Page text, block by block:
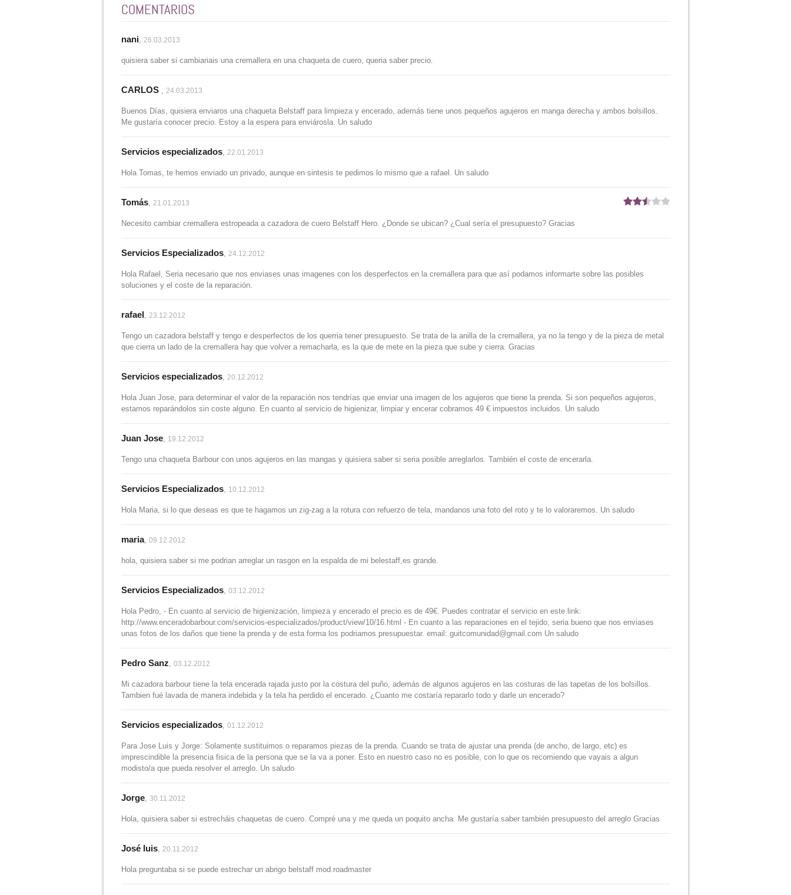
COMENTARIOS
nani, 26.03.2013
quisiera saber si cambiariais una cremallera en una chaqueta de cuero, queria saber precio.
CARLOS , 24.03.2013
Buenos Días, quisiera enviaros una chaqueta Belstaff para limpieza y encerado, además tiene unos pequeños agujeros en manga derecha y ambos bolsillos.
Me gustaría conocer precio. Estoy a la espera para enviárosla. Un saludo
Servicios especializados, 22.01.2013
Hola Tomas, te hemos enviado un privado, aunque en sintesis te pedimos lo mismo que a rafael. Un saludo
Tomás, 21.01.2013
Necesito cambiar cremallera estropeada a cazadora de cuero Belstaff Hero. ¿Donde se ubican? ¿Cual sería el presupuesto? Gracias
Servicios Especializados, 24.12.2012
Hola Rafael, Seria necesario que nos enviases unas imagenes con los desperfectos en la cremallera para que así podamos informarte sobre las posibles
soluciones y el coste de la reparación.
rafael , 23.12.2012
Tengo un cazadora belstaff y tengo e desperfectos de los querria tener presupuesto. Se trata de la anilla de la cremallera, ya no la tengo y de la pieza de metal
que cierra un lado de la cremallera hay que volver a remacharla, es la que de mete en la pieza que sube y cierra. Gracias
Servicios especializados, 20.12.2012
Hola Juan Jose, para determinar el valor de la reparación nos tendrías que enviar una imagen de los agujeros que tiene la prenda. Si son pequeños agujeros,
estamos reparándolos sin coste alguno. En cuanto al servicio de higienizar, limpiar y encerar cobramos 49 € impuestos incluidos. Un saludo
Juan Jose, 19.12.2012
Tengo una chaqueta Barbour con unos agujeros en las mangas y quisiera saber si seria posible arreglarlos. También el coste de encerarla.
Servicios Especializados, 10.12.2012
Hola Maria, si lo que deseas es que te hagamos un zig-zag a la rotura con refuerzo de tela, mandanos una foto del roto y te lo valoraremos. Un saludo
maria, 09.12.2012
hola, quisiera saber si me podrian arreglar un rasgon en la espalda de mi belestaff,es grande.
Servicios Especializados, 03.12.2012
Hola Pedro, - En cuanto al servicio de higienización, limpieza y encerado el precio es de 49€. Puedes contratar el servicio en este link:
http://www.enceradobarbour.com/servicios-especializados/product/view/10/16.html - En cuanto a las reparaciones en el tejido, seria bueno que nos enviases
unas fotos de los daños que tiene la prenda y de esta forma los podriamos presupuestar. email: guitcomunidad@gmail.com Un saludo
Pedro Sanz, 03.12.2012
Mi cazadora barbour tiene la tela encerada rajada justo por la costura del puño, además de algunos agujeros en las costuras de las tapetas de los bolsillos.
Tambien fué lavada de manera indebida y la tela ha perdido el encerado. ¿Cuanto me costaría repararlo todo y darle un encerado?
Servicios especializados, 01.12.2012
Para Jose Luis y Jorge: Solamente sustituimos o reparamos piezas de la prenda. Cuando se trata de ajustar una prenda (de ancho, de largo, etc) es
imprescindible la presencia fisica de la persona que se la va a poner. Esto en nuestro caso no es posible, con lo que os recomiendo que vayais a algun
modisto/a que pueda resolver el arreglo. Un saludo
Jorge, 30.11.2012
Hola, quisiera saber si estrecháis chaquetas de cuero. Compré una y me queda un poquito ancha. Me gustaría saber también presupuesto del arreglo Gracias
José luis, 20.11.2012
Hola preguntaba si se puede estrechar un abrigo belstaff mod.roadmaster